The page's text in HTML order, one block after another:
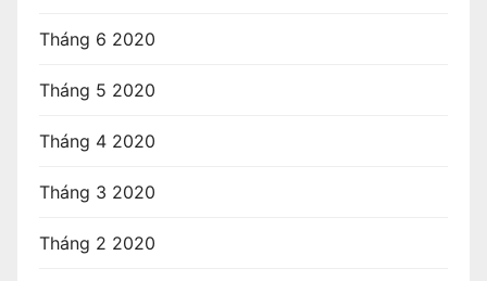
Tháng 6 2020
Tháng 5 2020
Tháng 4 2020
Tháng 3 2020
Tháng 2 2020